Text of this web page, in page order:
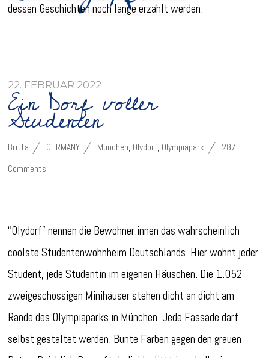
dessen Geschichten noch lange erzählt werden.
22. FEBRUAR 2022
Ein Dorf voller
Studenten
Britta GERMANY München, Olydorf, Olympiapark
287
Comments
“Olydorf” nennen die Bewohner:innen das wahrscheinlich
coolste Studentenwohnheim Deutschlands. Hier wohnt jeder
Student, jede Studentin im eigenen Häuschen. Die 1.052
zweigeschossigen Minihäuser stehen dicht an dicht am
Rande des Olympiaparks in München. Jede Fassade darf
selbst gestaltet werden. Bunte Farben gegen den grauen